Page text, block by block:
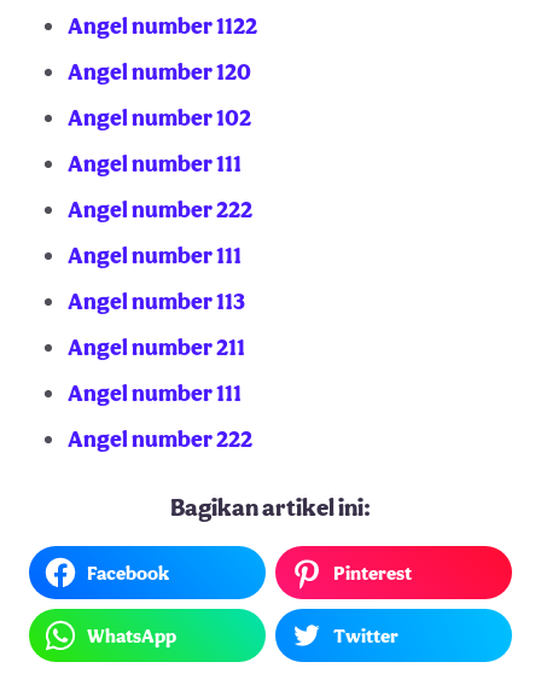
Angel number 1122
Angel number 120
Angel number 102
Angel number 111
Angel number 222
Angel number 111
Angel number 113
Angel number 211
Angel number 111
Angel number 222
Bagikan artikel ini:
Facebook Pinterest
WhatsApp Twitter